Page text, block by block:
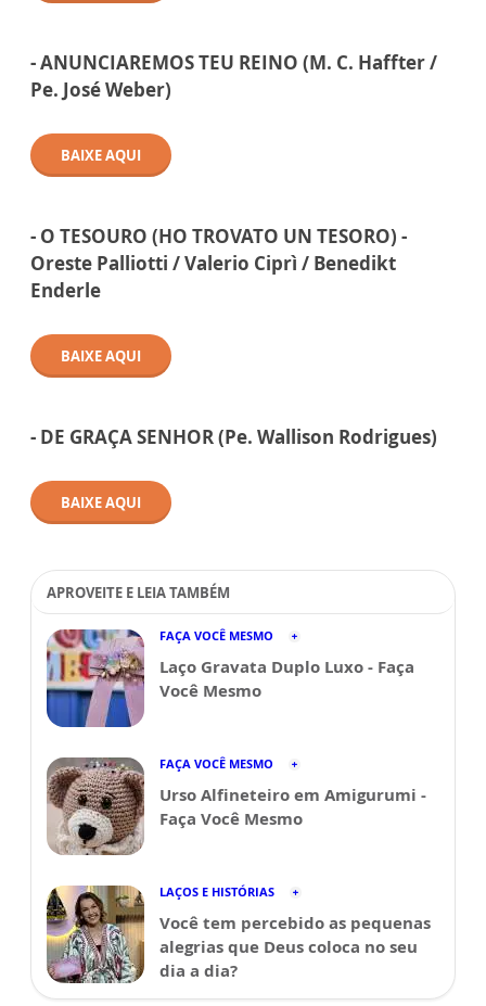
- ANUNCIAREMOS TEU REINO (M. C. Haffter /
Pe. José Weber)
BAIXE AQUI
- O TESOURO (HO TROVATO UN TESORO) -
Oreste Palliotti / Valerio Ciprì / Benedikt
Enderle
BAIXE AQUI
- DE GRAÇA SENHOR (Pe. Wallison Rodrigues)
BAIXE AQUI
APROVEITE E LEIA TAMBÉM
FAÇA VOCÊ MESMO
Laço Gravata Duplo Luxo - Faça
Você Mesmo
FAÇA VOCÊ MESMO
Urso Alfineteiro em Amigurumi -
Faça Você Mesmo
LAÇOS E HISTÓRIAS
Você tem percebido as pequenas
alegrias que Deus coloca no seu
dia a dia?